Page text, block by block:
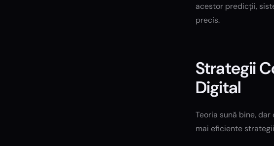
acestor predicții,
precis.
Strategii
Digital
Teoria sună bine,
mai eficiente